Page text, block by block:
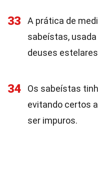
33
A prática de
sabeístas,
deuses
34
Os sabeístas
evitando certos
ser impuros.